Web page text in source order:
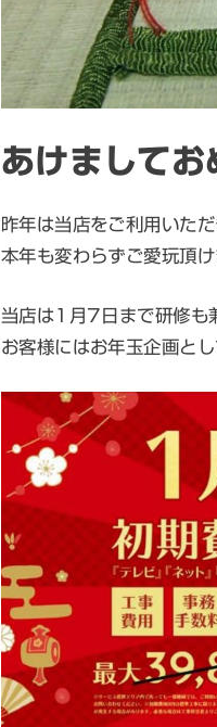
あけましてお
昨年は当店をご利用いた
本年も変わらずご愛玩頂
当店は1月7日まで研修も
お客様にはお年玉企画と